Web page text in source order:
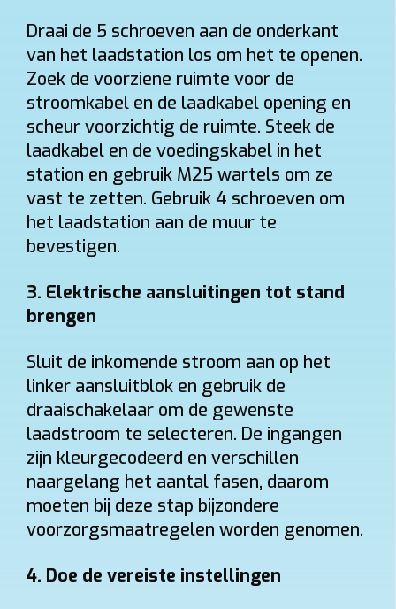
Draai de 5 schroeven aan de onderkant
van het laadstation los om het te openen.
Zoek de voorziene ruimte voor de
stroomkabel en de laadkabel opening en
scheur voorzichtig de ruimte. Steek de
laadkabel en de voedingskabel in het
station en gebruik M25 wartels om ze
vast te zetten. Gebruik 4 schroeven om
het laadstation aan de muur te
bevestigen.
3. Elektrische aansluitingen tot stand
brengen
Sluit de inkomende stroom aan op het
linker aansluitblok en gebruik de
draaischakelaar om de gewenste
laadstroom te selecteren. De ingangen
zijn kleurgecodeerd en verschillen
naargelang het aantal fasen, daarom
moeten bij deze stap bijzondere
voorzorgsmaatregelen worden genomen.
4. Doe de vereiste instellingen
Vraag uw vrijblijvende offerte op maat aan!
Doorgaans binnen 24 uur ontvangt u een voorstel met all-in prijs
voor de laadpaal die bij u past.
Gebruik
Thuis Zakelijk
Thuis: vaak 6% btw bij woning ≥10 jaar. Zakelijk: 21% btw.